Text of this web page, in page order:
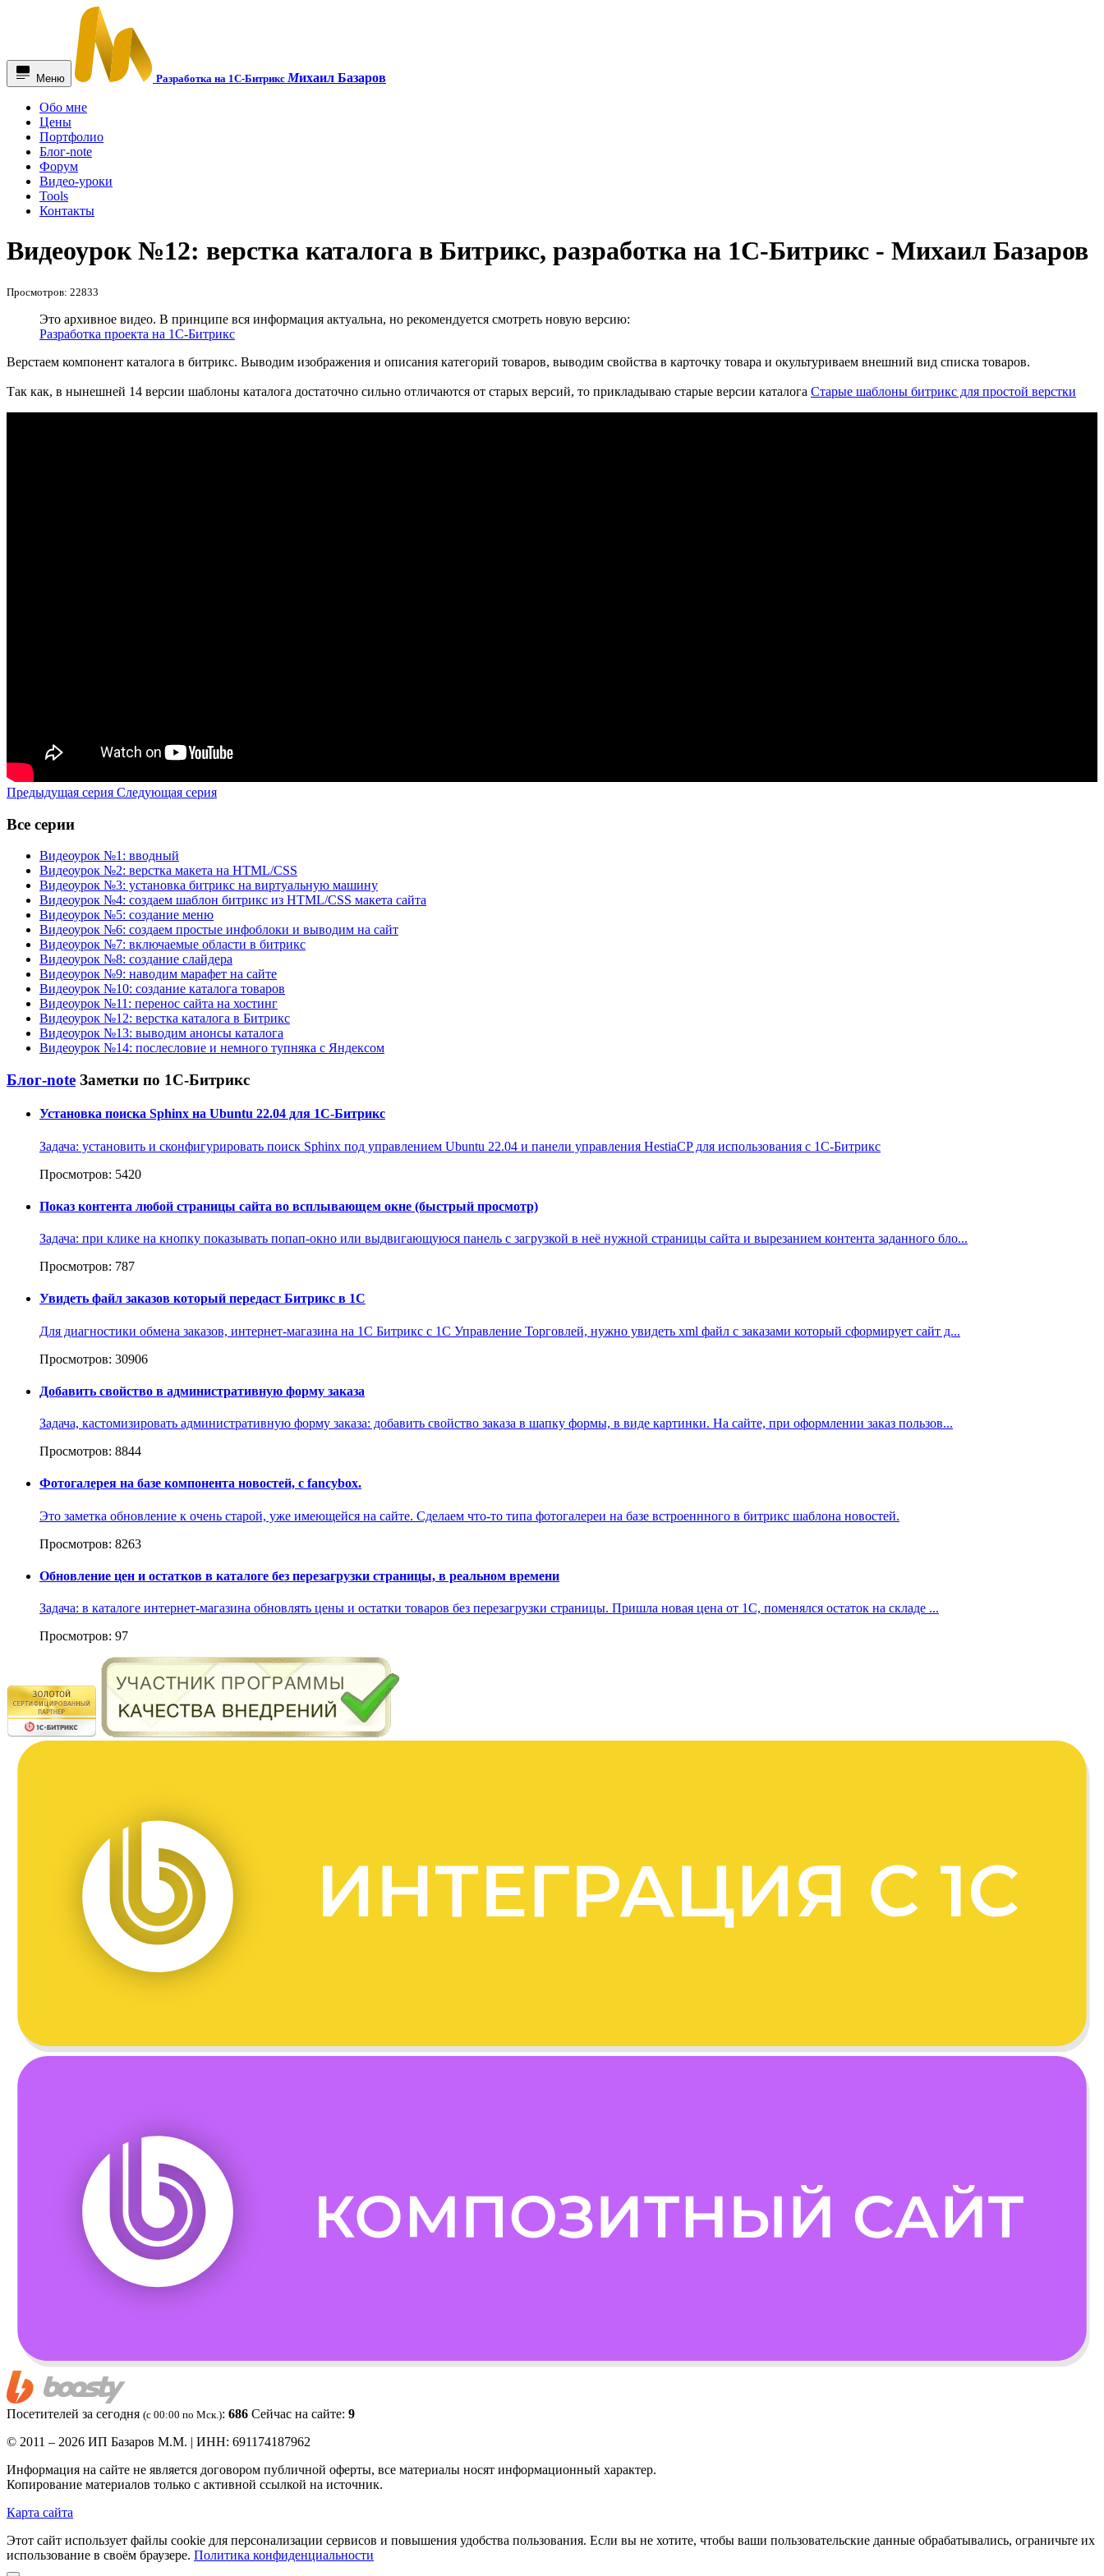
Меню Разработка на 1С-БитриксМихаил Базаров
Обо мне
Цены
Портфолио
Блог-note
Форум
Видео-уроки
Tools
Контакты
Видеоурок №12: верстка каталога в Битрикс, разработка на 1С-Битрикс - Михаил Базаров
Просмотров: 22833
Это архивное видео. В принципе вся информация актуальна, но рекомендуется смотреть новую версию:
Разработка проекта на 1С-Битрикс
Верстаем компонент каталога в битрикс. Выводим изображения и описания категорий товаров, выводим свойства в карточку товара и окультуриваем внешний вид списка товаров.
Так как, в нынешней 14 версии шаблоны каталога достаточно сильно отличаются от старых версий, то прикладываю старые версии каталога Старые шаблоны битрикс для простой верстки
Предыдущая серия Следующая серия
Все серии
Видеоурок №1: вводный
Видеоурок №2: верстка макета на HTML/CSS
Видеоурок №3: установка битрикс на виртуальную машину
Видеоурок №4: создаем шаблон битрикс из HTML/CSS макета сайта
Видеоурок №5: создание меню
Видеоурок №6: создаем простые инфоблоки и выводим на сайт
Видеоурок №7: включаемые области в битрикс
Видеоурок №8: создание слайдера
Видеоурок №9: наводим марафет на сайте
Видеоурок №10: создание каталога товаров
Видеоурок №11: перенос сайта на хостинг
Видеоурок №12: верстка каталога в Битрикс
Видеоурок №13: выводим анонсы каталога
Видеоурок №14: послесловие и немного тупняка с Яндексом
Блог-note Заметки по 1С-Битрикс
Установка поиска Sphinx на Ubuntu 22.04 для 1С-Битрикс
Задача: установить и сконфигурировать поиск Sphinx под управлением Ubuntu 22.04 и панели управления HestiaCP для использования с 1С-Битрикс
Просмотров: 5420
Показ контента любой страницы сайта во всплывающем окне (быстрый просмотр)
Задача: при клике на кнопку показывать попап-окно или выдвигающуюся панель с загрузкой в неё нужной страницы сайта и вырезанием контента заданного бло...
Просмотров: 787
Увидеть файл заказов который передаст Битрикс в 1С
Для диагностики обмена заказов, интернет-магазина на 1С Битрикс с 1С Управление Торговлей, нужно увидеть xml файл с заказами который сформирует сайт д...
Просмотров: 30906
Добавить свойство в административную форму заказа
Задача, кастомизировать административную форму заказа: добавить свойство заказа в шапку формы, в виде картинки. На сайте, при оформлении заказ пользов...
Просмотров: 8844
Фотогалерея на базе компонента новостей, с fancybox.
Это заметка обновление к очень старой, уже имеющейся на сайте. Сделаем что-то типа фотогалереи на базе встроеннного в битрикс шаблона новостей.
Просмотров: 8263
Обновление цен и остатков в каталоге без перезагрузки страницы, в реальном времени
Задача: в каталоге интернет-магазина обновлять цены и остатки товаров без перезагрузки страницы. Пришла новая цена от 1С, поменялся остаток на складе ...
Просмотров: 97
Посетителей за сегодня (c 00:00 по Мск.): 686 Сейчас на сайте: 9
© 2011 – 2026 ИП Базаров М.М. | ИНН: 691174187962
Информация на сайте не является договором публичной оферты, все материалы носят информационный характер.
Копирование материалов только с активной ссылкой на источник.
Карта сайта
Этот сайт использует файлы cookie для персонализации сервисов и повышения удобства пользования. Если вы не хотите, чтобы ваши пользовательские данные обрабатывались, ограничьте их
использование в своём браузере. Политика конфиденциальности